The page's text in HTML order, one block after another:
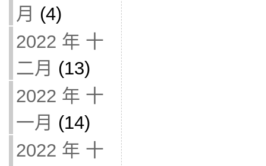
月 (4)
2022 年 十
二月 (13)
2022 年 十
一月 (14)
2022 年 十